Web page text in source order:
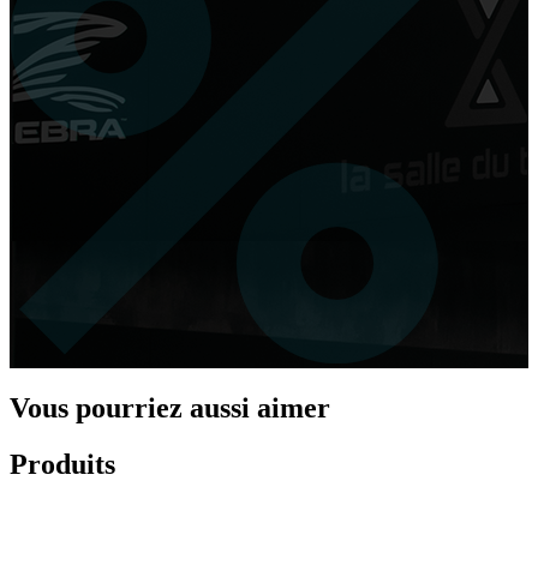
Vous pourriez aussi aimer
Produits